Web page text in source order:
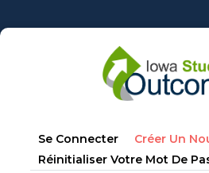
au
Onglets
principaux
Se Connecter Créer Un
Réinitialiser Votre Mot De